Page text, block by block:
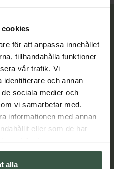
cookies
för att anpassa innehållet
tillhandahålla funktioner
vår trafik. Vi
identifierare och annan
sociala medier och
vi samarbetar med.
informationen med annan
eller som de har
alla
mer